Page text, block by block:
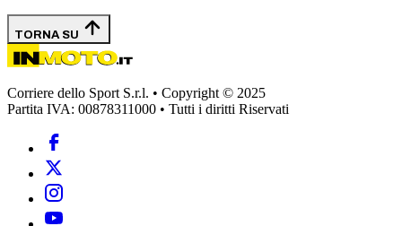
TORNA SU
Corriere dello Sport S.r.l. • Copyright © 2025
Partita IVA: 00878311000 • Tutti i diritti Riservati